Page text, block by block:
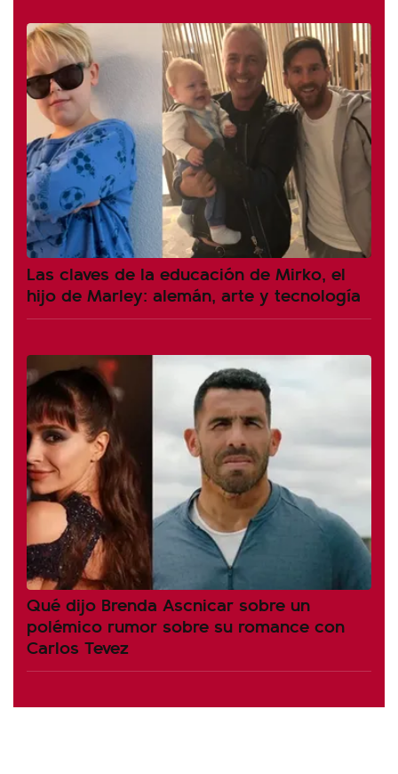
Las claves de la educación de Mirko, el
hijo de Marley: alemán, arte y tecnología
Qué dijo Brenda Ascnicar sobre un
polémico rumor sobre su romance con
Carlos Tevez